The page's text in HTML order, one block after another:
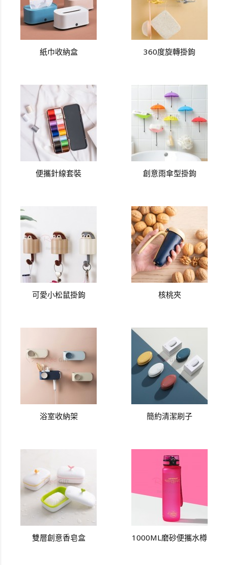
紙巾收納盒 360度旋轉掛鉤
便攜針線套裝 創意雨傘型掛鉤
可愛小松鼠掛鉤 核桃夾
浴室收納架 簡約清潔刷子
雙層創意香皂盒 1000ML磨砂便攜水樽